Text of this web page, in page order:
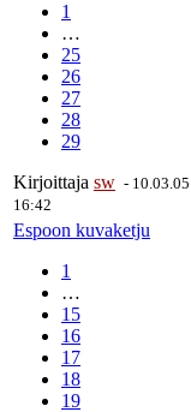
1
…
25
26
27
28
29
Kirjoittaja sw - 10.03.05
16:42
Espoon kuvaketju
1
…
15
16
17
18
19